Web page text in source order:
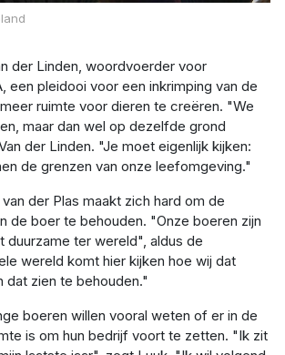
een pleidooi voor een inkrimping van de
ruimte voor dieren te creëren. "We
maar dan wel op dezelfde grond
der Linden. "Je moet eigenlijk kijken:
de grenzen van onze leefomgeving."
de boer te behouden. "Onze boeren zijn
duurzame ter wereld", aldus de
wereld komt hier kijken hoe wij dat
dat zien te behouden."
is om hun bedrijf voort te zetten. "Ik zit